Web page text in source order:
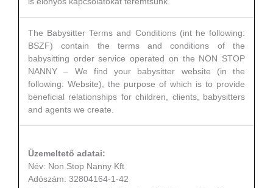
The Babysitter Terms and Conditions (int he following:
BSZF) contain the terms and conditions of the
babysitting order service operated on the NON STOP
NANNY – We find your babysitter website (in the
following: Website), the purpose of which is to provide
beneficial relationships for children, clients, babysitters
and agents we create.
Üzemeltető adatai:
Név: Non Stop Nanny Kft
Adószám: 32804164-1-42